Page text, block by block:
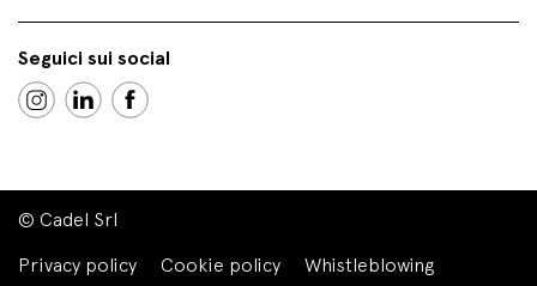
Seguici sui social
© Cadel Srl
Privacy policy
Cookie policy
Whistleblowing